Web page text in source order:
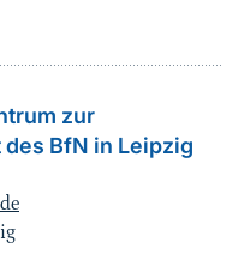
zur
BfN in Leipzig